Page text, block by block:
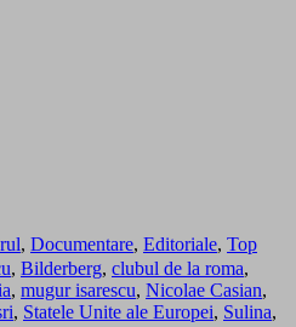
, Documentare, Editoriale, Top
, Bilderberg, clubul de la roma,
, mugur isarescu, Nicolae Casian,
, Statele Unite ale Europei, Sulina,